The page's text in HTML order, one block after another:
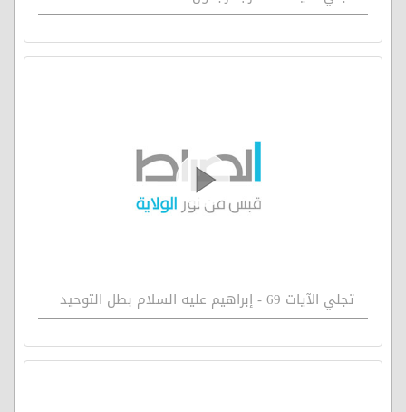
تجلي الآيات 69 - إبراهيم عليه السلام بطل التوحيد